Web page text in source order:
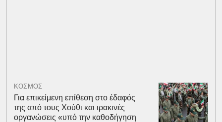
ΚΟΣΜΟΣ
Για επικείμενη επίθεση στο έδαφός
της από τους Χούθι και ιρακινές
οργανώσεις «υπό την καθοδήγηση